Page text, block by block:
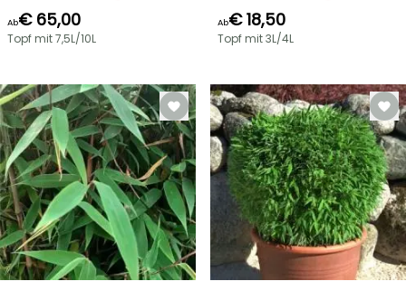
Ab€ 65,00
Topf mit 7,5L/10L
Ab€ 18,50
Topf mit 3L/4L